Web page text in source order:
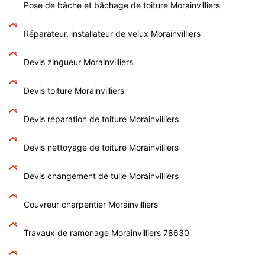
Pose de bâche et bâchage de toiture Morainvilliers
Réparateur, installateur de velux Morainvilliers
Devis zingueur Morainvilliers
Devis toiture Morainvilliers
Devis réparation de toiture Morainvilliers
Devis nettoyage de toiture Morainvilliers
Devis changement de tuile Morainvilliers
Couvreur charpentier Morainvilliers
Travaux de ramonage Morainvilliers 78630